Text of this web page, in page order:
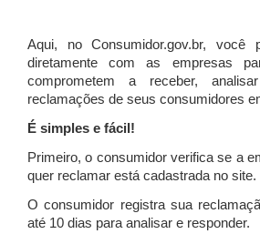
Aqui, no Consumidor.gov.br, você
diretamente com as empresas
comprometem a receber,
reclamações de seus consumidores
É simples e fácil!
Primeiro, o consumidor verifica se a
quer reclamar está cadastrada no site.
O consumidor registra sua
até 10 dias para analisar e responder.